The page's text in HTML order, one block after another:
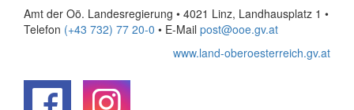
Amt der Oö. Landesregierung • 4021 Linz, Landhausplatz 1 •
Telefon (+43 732) 77 20-0 • E-Mail post@ooe.gv.at
www.land-oberoesterreich.gv.at